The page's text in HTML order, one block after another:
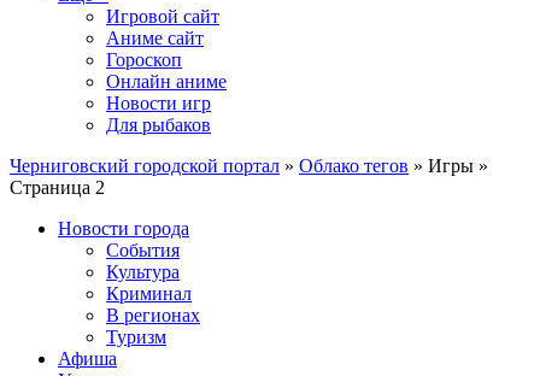
Игровой сайт
Аниме сайт
Гороскоп
Онлайн аниме
Новости игр
Для рыбаков
Черниговский городской портал » Облако тегов » Игры »
Страница 2
Новости города
События
Культура
Криминал
В регионах
Туризм
Афиша